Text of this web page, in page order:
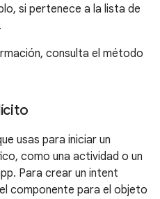
si pertenece a la lista de
consulta el método
usas para iniciar un
como una actividad o un
Para crear un intent
componente para el objeto